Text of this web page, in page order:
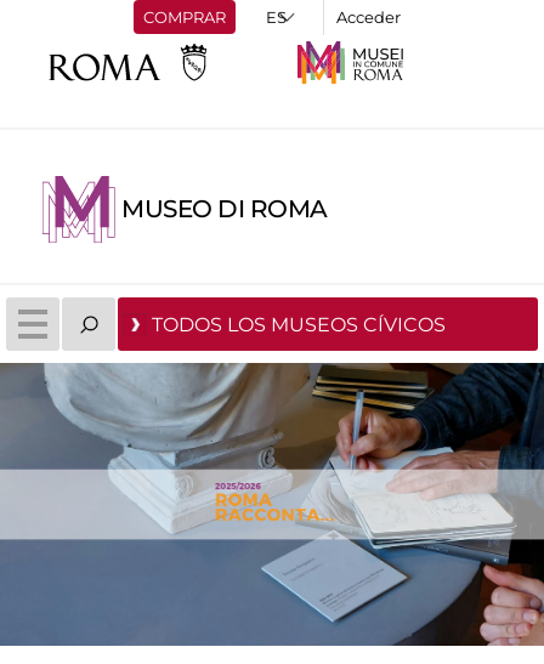
COMPRAR Acceder
MUSEO DI ROMA
TODOS LOS MUSEOS CÍVICOS